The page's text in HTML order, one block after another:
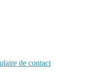
de contact